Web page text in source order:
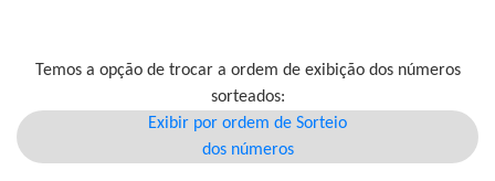
Temos a opção de trocar a ordem de exibição dos números
sorteados:
Exibir por ordem de Sorteio
dos números